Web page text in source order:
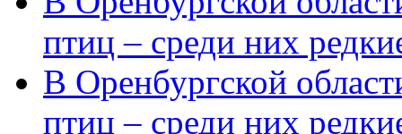
птиц – среди них
В Оренбургской
птиц – среди них